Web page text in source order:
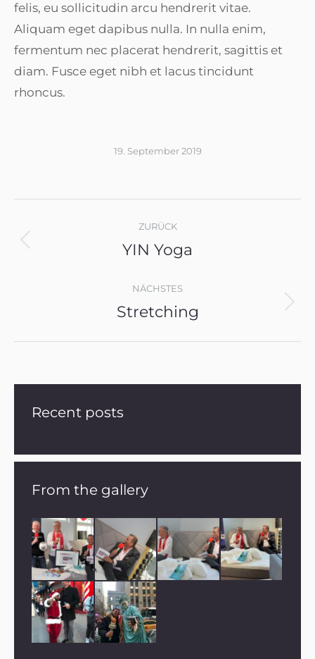
felis, eu sollicitudin arcu hendrerit vitae.
Aliquam eget dapibus nulla. In nulla enim,
fermentum nec placerat hendrerit, sagittis et
diam. Fusce eget nibh et lacus tincidunt
rhoncus.
19. September 2019
Album-
Navigation
ZURÜCK
Vorheriges
YIN Yoga
NÄCHSTES
Nächstes
Stretching
Recent posts
From the gallery